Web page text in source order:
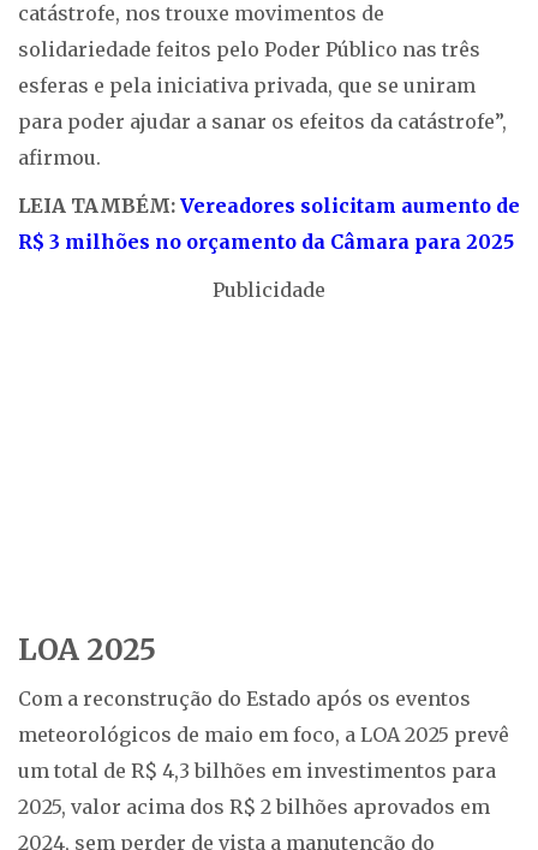
catástrofe, nos trouxe movimentos de
solidariedade feitos pelo Poder Público nas três
esferas e pela iniciativa privada, que se uniram
para poder ajudar a sanar os efeitos da catástrofe”,
afirmou.
LEIA TAMBÉM: Vereadores solicitam aumento de
R$ 3 milhões no orçamento da Câmara para 2025
Publicidade
LOA 2025
Com a reconstrução do Estado após os eventos
meteorológicos de maio em foco, a LOA 2025 prevê
um total de R$ 4,3 bilhões em investimentos para
2025, valor acima dos R$ 2 bilhões aprovados em
2024, sem perder de vista a manutenção do